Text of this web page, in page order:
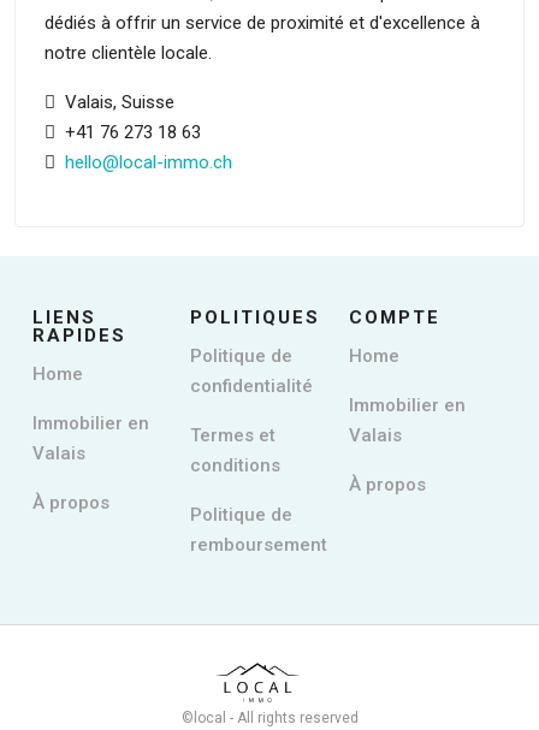
dédiés à offrir un service de proximité et d'excellence à
notre clientèle locale.
Valais, Suisse
+41 76 273 18 63
hello@local-immo.ch
LIENS
RAPIDES
Home
Immobilier en
Valais
À propos
POLITIQUES
Politique de
confidentialité
Termes et
conditions
Politique de
remboursement
COMPTE
Home
Immobilier en
Valais
À propos
©local - All rights reserved